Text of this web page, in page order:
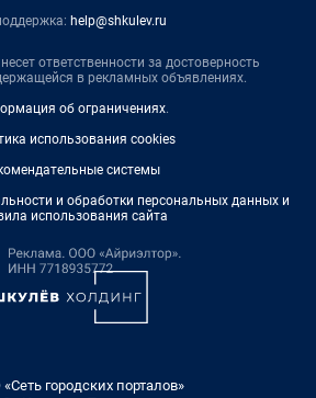
help@shkulev.ru
ответственности за достоверность
в рекламных объявлениях.
об ограничениях.
использования cookies
системы
и обработки персональных данных и
использования сайта
городских порталов»